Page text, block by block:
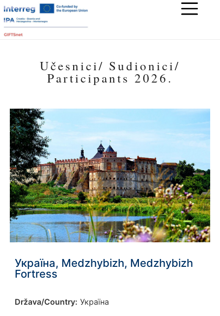
Učesnici/ Sudionici/
Participants 2026.
Україна, Medzhybizh, Medzhybizh
Fortress
Država/Country: Україна